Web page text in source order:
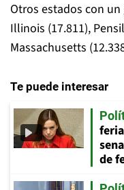
Otros estados con
Illinois (17.811),
Massachusetts
Te puede interesar
de